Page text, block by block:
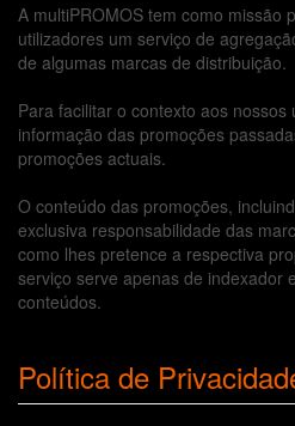
A multiPROMOS tem como missão
utilizadores um serviço de
de algumas marcas de distribuição.
Para facilitar o contexto aos
informação das promoções
promoções actuais.
O conteúdo das promoções,
exclusiva responsabilidade das
como lhes pretence a respectiva
serviço serve apenas de indexador
conteúdos.
Política de